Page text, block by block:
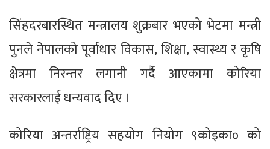
सिंहदरबारस्थित मन्त्रालय शुक्रबार भएको भेटमा मन्त्री
पुनले नेपालको पूर्वाधार विकास, शिक्षा, स्वास्थ्य र कृषि
क्षेत्रमा निरन्तर लगानी गर्दै आएकामा कोरिया
सरकारलाई धन्यवाद दिए ।
कोरिया अन्तर्राष्ट्रिय सहयोग नियोग ९कोइका० को